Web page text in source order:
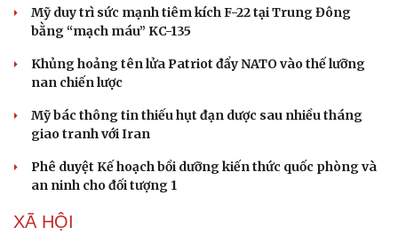
Phòng mạch online
Ăn sạch sống khỏe
Mỹ duy trì sức mạnh tiêm kích F-22 tại Trung Đông
bằng “mạch máu” KC-135
Khủng hoảng tên lửa Patriot đẩy NATO vào thế lưỡng
nan chiến lược
Mỹ bác thông tin thiếu hụt đạn dược sau nhiều tháng
giao tranh với Iran
Phê duyệt Kế hoạch bồi dưỡng kiến thức quốc phòng và
an ninh cho đối tượng 1
XÃ HỘI